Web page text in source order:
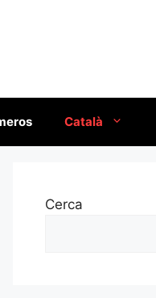
Català
Cerca